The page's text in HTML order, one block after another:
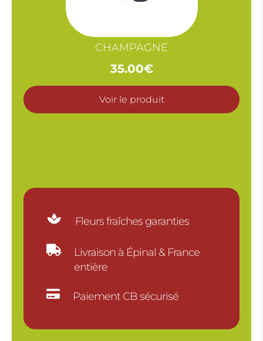
CHAMPAGNE
35.00€
Voir le produit
 Fleurs fraîches garanties

Livraison à Épinal & France
entière
 Paiement CB sécurisé